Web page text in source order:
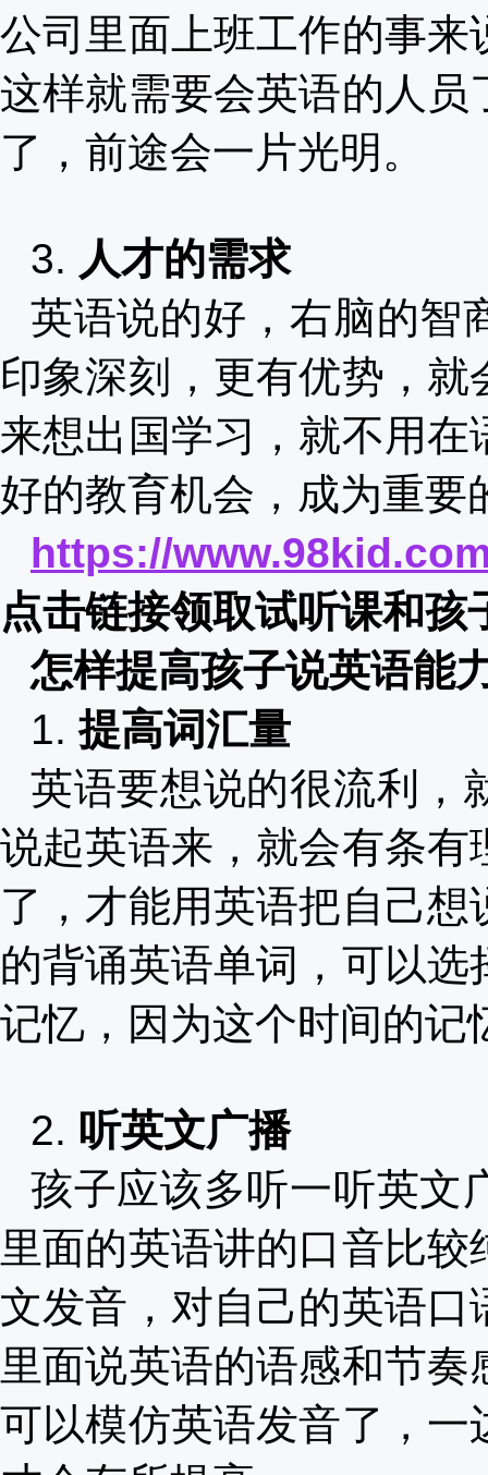
公司里面上班工作的事
这样就需要会英语的人
了，前途会一片光明。
3. 人才的需求
英语说的好，右脑的智
印象深刻，更有优势，
来想出国学习，就不用
好的教育机会，成为重要
https://
点击链接领取试听课和
怎样提高孩子说英语能
1.提高词汇量
英语要想说的很流利，
说起英语来，就会有条
了，才能用英语把自己
的背诵英语单词，可以
记忆，因为这个时间的记
2. 听英文广播
孩子应该多听一听英文
里面的英语讲的口音比
文发音，对自己的英语
里面说英语的语感和节
可以模仿英语发音了，